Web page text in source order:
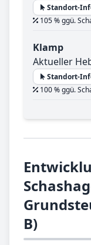
Standort-
105 % ggü.
Klamp
Aktueller
Standort-
100 % ggü.
B)